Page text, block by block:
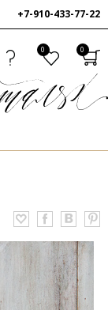
+7-910-433-77-22
0 0